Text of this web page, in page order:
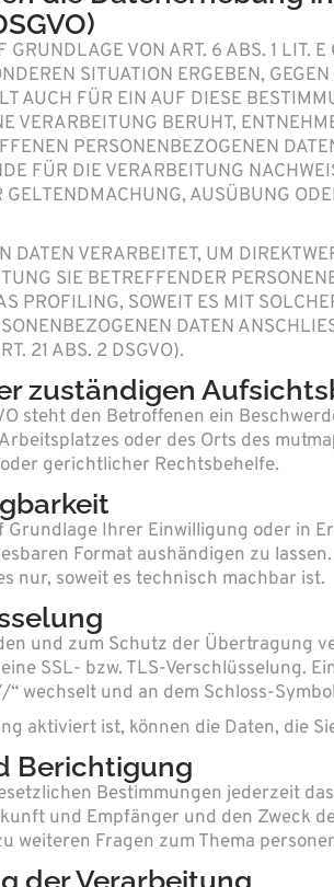
VON ART. 6 ABS. 1 LIT.
SITUATION ERGEBEN,
AUCH FÜR EIN AUF DIESE
VERARBEITUNG BERUHT,
PERSONENBEZOGENEN
FÜR DIE VERARBEITUNG
AUSÜBUNG
DATEN VERARBEITET, UM
SIE BETREFFENDER
PROFILING, SOWEIT ES MIT
DATEN
21 ABS. 2 DSGVO).
zuständigen
steht den Betroffenen ein
oder des Orts des
gerichtlicher Rechtsbehelfe.
Grundlage Ihrer Einwilligung oder in
Format aushändigen zu
nur, soweit es technisch machbar ist.
und zum Schutz der Übertragung
SSL- bzw. TLS-Verschlüsselung.
wechselt und an dem Schloss-
aktiviert ist, können die Daten, die
Berichtigung
Bestimmungen jederzeit
und Empfänger und den Zweck
weiteren Fragen zum Thema
der Verarbeitung